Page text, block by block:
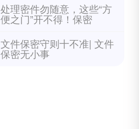
处理密件勿随意，这些“方
便之门”开不得！保密
文件保密守则十不准| 文件
保密无小事